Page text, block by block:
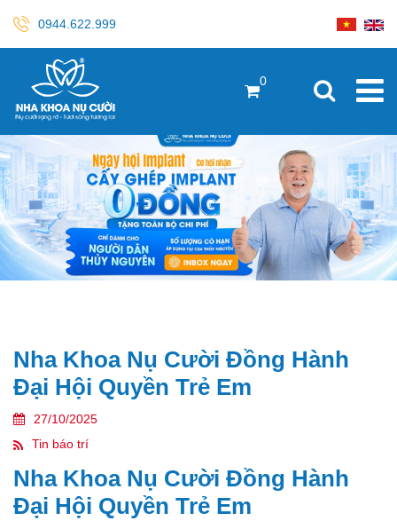
0944.622.999
0
Nha Khoa Nụ Cười Đồng Hành
Đại Hội Quyền Trẻ Em
27/10/2025
Tin báo trí
Nha Khoa Nụ Cười Đồng Hành
Đại Hội Quyền Trẻ Em